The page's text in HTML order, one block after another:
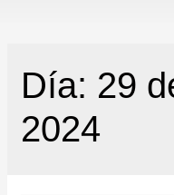
Día: 29
2024